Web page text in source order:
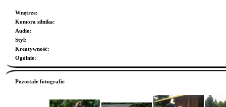
Wnętrze:
Komora silnika:
Audio:
Styl:
Kreatywność:
Ogólnie:
Pozostałe fotografie